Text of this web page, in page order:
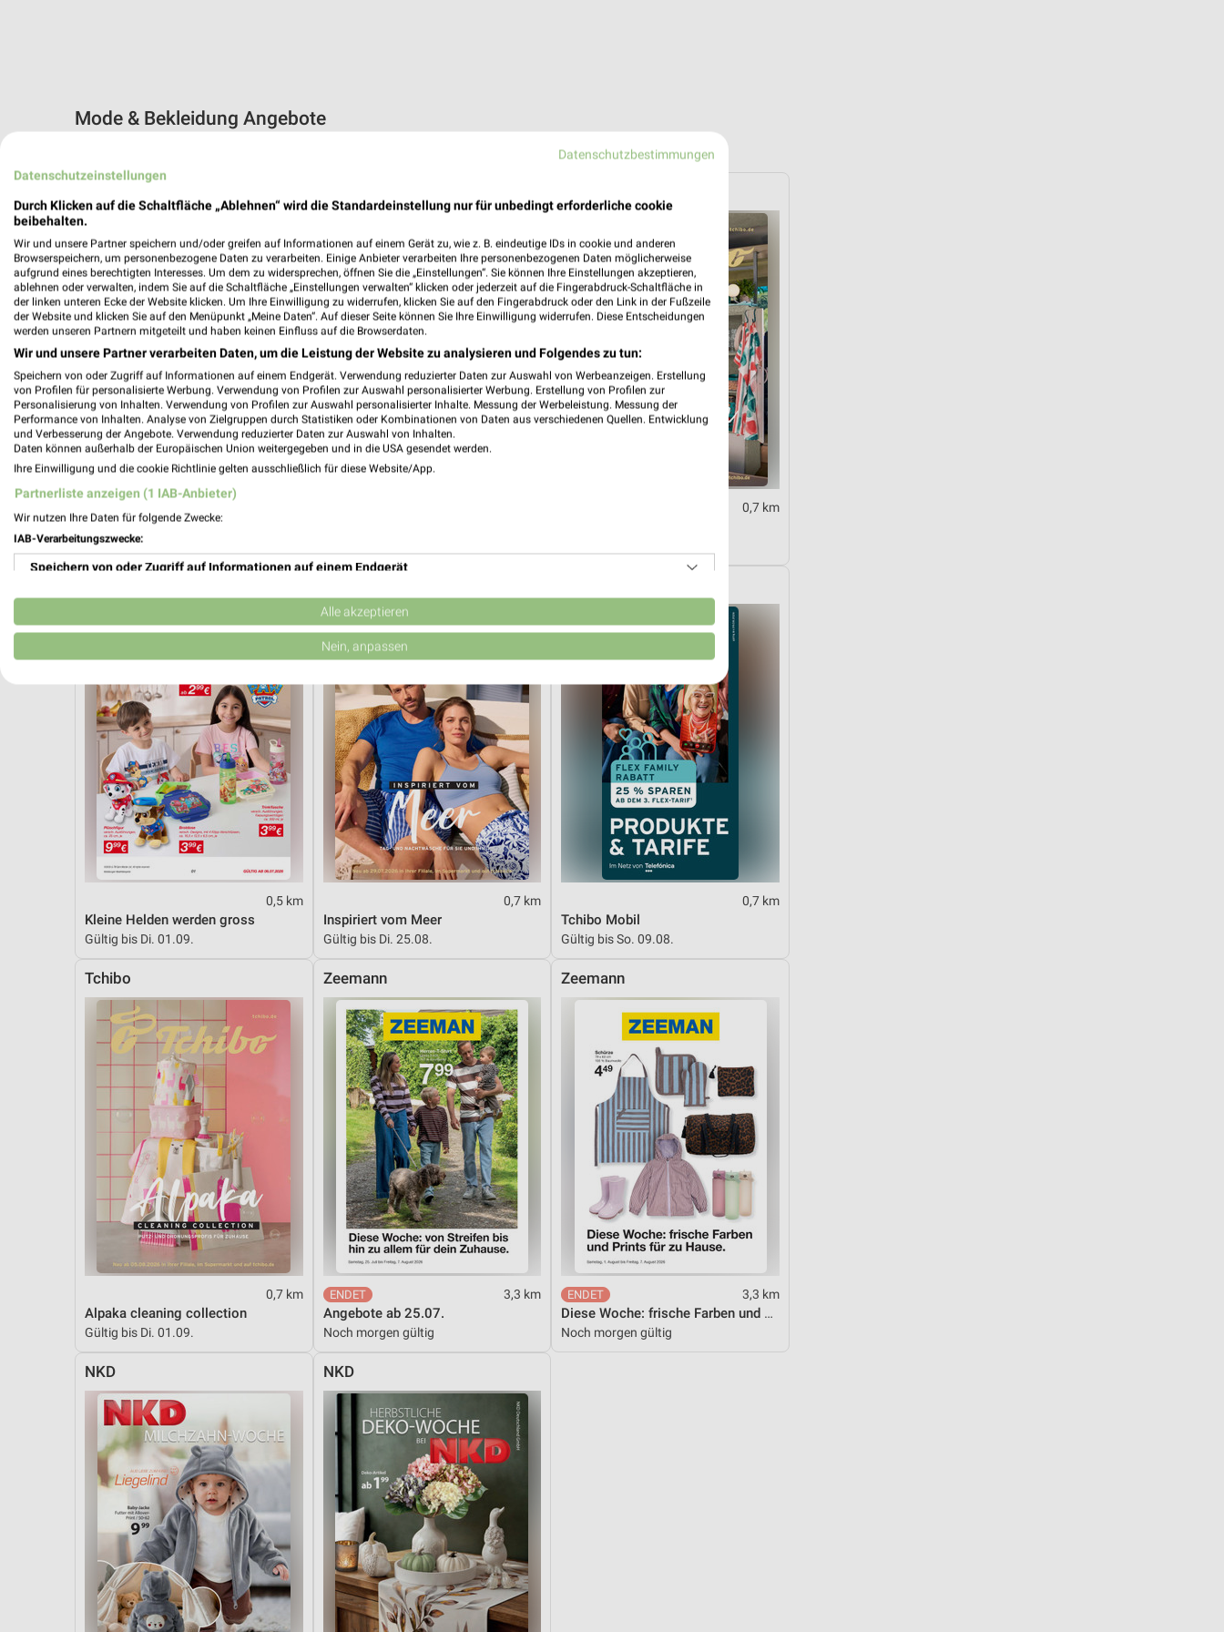
Mode & Bekleidung Angebote
Voilà, c’est moi
Gültig ab Mi. 12.08.
0,7 km
0,5 km
Kleine Helden werden gross
Gültig bis Di. 01.09.
0,7 km
Inspiriert vom Meer
Gültig bis Di. 25.08.
0,7 km
Tchibo Mobil
Gültig bis So. 09.08.
Tchibo
0,7 km
Alpaka cleaning collection
Gültig bis Di. 01.09.
Zeemann
3,3 km
Angebote ab 25.07.
Noch morgen gültig
Zeemann
3,3 km
Diese Woche: frische Farben und Prints für zu Hause.
Noch morgen gültig
NKD NKD
Datenschutzbestimmungen
Datenschutzeinstellungen
Durch Klicken auf die Schaltfläche „Ablehnen“ wird die Standardeinstellung nur für unbedingt erforderliche cookie
beibehalten.
Wir und unsere Partner speichern und/oder greifen auf Informationen auf einem Gerät zu, wie z. B. eindeutige IDs in cookie und anderen
Browserspeichern, um personenbezogene Daten zu verarbeiten. Einige Anbieter verarbeiten Ihre personenbezogenen Daten möglicherweise
aufgrund eines berechtigten Interesses. Um dem zu widersprechen, öffnen Sie die „Einstellungen“. Sie können Ihre Einstellungen akzeptieren,
ablehnen oder verwalten, indem Sie auf die Schaltfläche „Einstellungen verwalten“ klicken oder jederzeit auf die Fingerabdruck-Schaltfläche in
der linken unteren Ecke der Website klicken. Um Ihre Einwilligung zu widerrufen, klicken Sie auf den Fingerabdruck oder den Link in der Fußzeile
der Website und klicken Sie auf den Menüpunkt „Meine Daten“. Auf dieser Seite können Sie Ihre Einwilligung widerrufen. Diese Entscheidungen
werden unseren Partnern mitgeteilt und haben keinen Einfluss auf die Browserdaten.
Wir und unsere Partner verarbeiten Daten, um die Leistung der Website zu analysieren und Folgendes zu tun:
Speichern von oder Zugriff auf Informationen auf einem Endgerät. Verwendung reduzierter Daten zur Auswahl von Werbeanzeigen. Erstellung
von Profilen für personalisierte Werbung. Verwendung von Profilen zur Auswahl personalisierter Werbung. Erstellung von Profilen zur
Personalisierung von Inhalten. Verwendung von Profilen zur Auswahl personalisierter Inhalte. Messung der Werbeleistung. Messung der
Performance von Inhalten. Analyse von Zielgruppen durch Statistiken oder Kombinationen von Daten aus verschiedenen Quellen. Entwicklung
und Verbesserung der Angebote. Verwendung reduzierter Daten zur Auswahl von Inhalten.
Daten können außerhalb der Europäischen Union weitergegeben und in die USA gesendet werden.
Ihre Einwilligung und die cookie Richtlinie gelten ausschließlich für diese Website/App.
Partnerliste anzeigen (1 IAB-Anbieter)
Wir nutzen Ihre Daten für folgende Zwecke:
IAB-Verarbeitungszwecke:
Speichern von oder Zugriff auf Informationen auf einem Endgerät
Verwendung reduzierter Daten zur Auswahl von Werbeanzeigen
Erstellung von Profilen für personalisierte Werbung
Erstellung von Profilen zur Personalisierung von Inhalten
Verwendung von Profilen zur Auswahl personalisierter Inhalte
Messung der Werbeleistung
Messung der Performance von Inhalten
Analyse von Zielgruppen durch Statistiken oder Kombinationen von Daten aus verschiedenen
Entwicklung und Verbesserung der Angebote
IAB-Besonderheiten:
Verwendung genauer Standortdaten
Geräte anhand von aktiv angeforderten Informationen identifizieren
Nicht-IAB-Verarbeitungszwecke:
Alle akzeptieren
Nein, anpassen